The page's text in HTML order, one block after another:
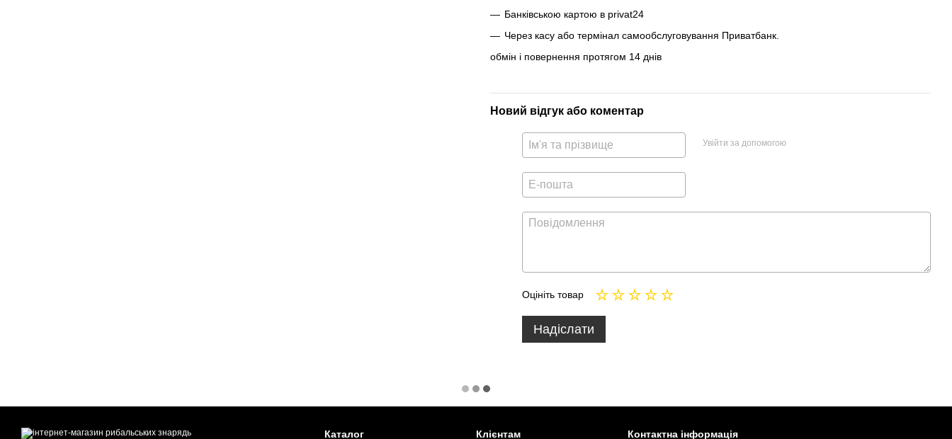
Банківською картою в privat24
Через касу або термінал самообслуговування Приватбанк.
обмін і повернення протягом 14 днів
Новий відгук або коментар
Увійти за допомогою
Оцініть товар
Надіслати
Каталог Клієнтам Контактна інформація